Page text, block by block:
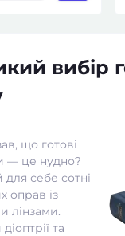
вибір
що готові
— це нудно?
для себе сотні
оправ із
лінзами.
та